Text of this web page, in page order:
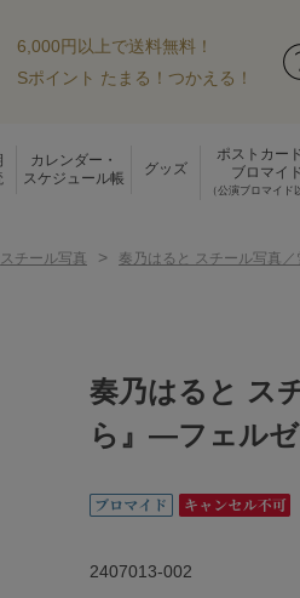
6,000円以上で送料無料！
Sポイント たまる！つかえる！
カレンダー・
スケジュール帳
グッズ
ポストカー
ブロマイ
（公演ブロマイド
スチール写真 > 奏乃はると スチール写真
奏乃はると ス
ら』―フェル
2407013-002